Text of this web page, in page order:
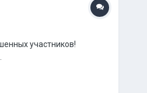
участников!